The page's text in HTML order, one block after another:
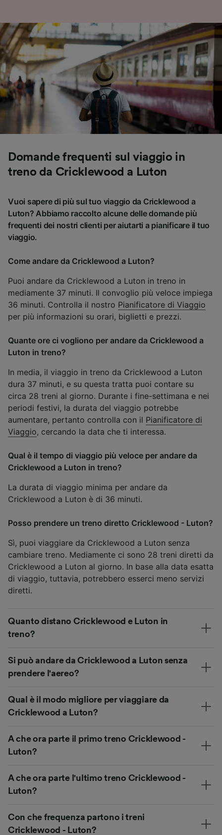
Domande frequenti sul viaggio in
treno da Cricklewood a Luton
Vuoi sapere di più sul tuo viaggio da Cricklewood a
Luton? Abbiamo raccolto alcune delle domande più
frequenti dei nostri clienti per aiutarti a pianificare il tuo
viaggio.
Come andare da Cricklewood a Luton?
Puoi andare da Cricklewood a Luton in treno in
mediamente 37 minuti. Il convoglio più veloce impiega
36 minuti. Controlla il nostro Pianificatore di Viaggio
per più informazioni su orari, biglietti e prezzi.
Quante ore ci vogliono per andare da Cricklewood a
Luton in treno?
In media, il viaggio in treno da Cricklewood a Luton
dura 37 minuti, e su questa tratta puoi contare su
circa 28 treni al giorno. Durante i fine-settimana e nei
periodi festivi, la durata del viaggio potrebbe
aumentare, pertanto controlla con il Pianificatore di
Viaggio, cercando la data che ti interessa.
Qual è il tempo di viaggio più veloce per andare da
Cricklewood a Luton in treno?
La durata di viaggio minima per andare da
Cricklewood a Luton è di 36 minuti.
Posso prendere un treno diretto Cricklewood - Luton?
Sì, puoi viaggiare da Cricklewood a Luton senza
cambiare treno. Mediamente ci sono 28 treni diretti da
Cricklewood a Luton al giorno. In base alla data esatta
di viaggio, tuttavia, potrebbero esserci meno servizi
diretti.
Quanto distano Cricklewood e Luton in
treno?
Si può andare da Cricklewood a Luton senza
prendere l'aereo?
Qual è il modo migliore per viaggiare da
Cricklewood a Luton?
A che ora parte il primo treno Cricklewood -
Luton?
A che ora parte l'ultimo treno Cricklewood -
Luton?
Con che frequenza partono i treni
Cricklewood - Luton?